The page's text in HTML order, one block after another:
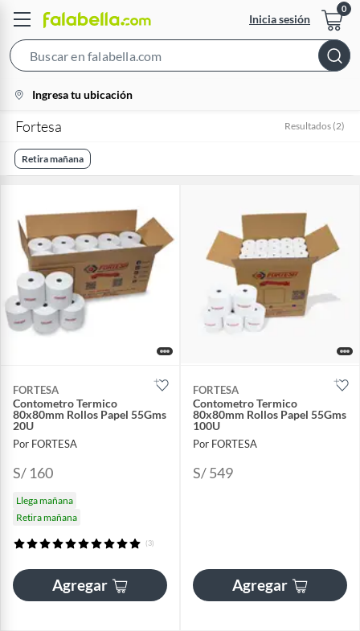
Inicia sesión
Bar
location-
icon
Ingresa tu ubicación
Fortesa Resultados (2)
Retira mañana
FORTESA
Contometro Termico
80x80mm Rollos Papel 55Gms
20U
Por FORTESA
S/ 160
Llega mañana
Retira mañana
(3)
Agregar
FORTESA
Contometro Termico
80x80mm Rollos Papel 55Gms
100U
Por FORTESA
S/ 549
Agregar